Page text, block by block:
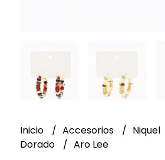
Inicio Accesorios Niquel
Dorado
Aro Lee